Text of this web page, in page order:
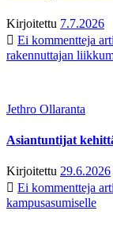
Kirjoitettu 7.7.2026
Ei kommentteja
rakennuttajan
Jethro Ollaranta
Asiantuntijat
Kirjoitettu 29.6.2026
Ei kommentteja
kampusasumiselle